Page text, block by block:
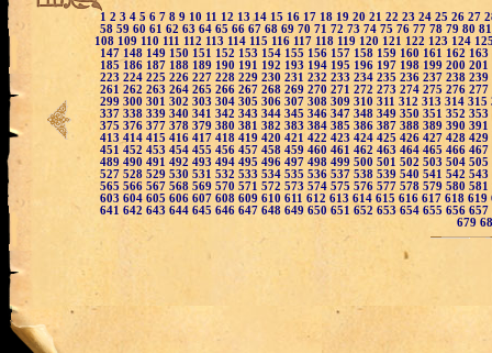
1 2 3 4 5 6 7 8 9 10 11 12 1314 15 16 17 18 19 20 21 22 23 24 25 26 27
58 59 60 61 62 63 64 65 66 67 68 69 70 71 72 73 74 75 76 77 78 79 80
108 109 110 111 112 113 114 115 116 117 118 119 120 121 122 123 124
147 148 149 150 151 152 153 154 155 156 157 158 159 160 161 162 163
185 186 187 188 189 190 191 192 193 194 195 196 197 198 199 200 201
223 224 225 226 227 228 229 230 231 232 233 234 235 236 237 238 239
261 262 263 264 265 266 267 268 269 270 271 272 273 274 275 276 277
299 300 301 302 303 304 305 306 307 308 309 310 311 312 313 314 315
337 338 339 340 341 342 343 344 345 346 347 348 349 350 351 352 353
375 376 377 378 379 380 381 382 383 384 385 386 387 388 389 390 391
413 414 415 416 417 418 419 420 421 422 423 424 425 426 427 428 429
451 452 453 454 455 456 457 458 459 460 461 462 463 464 465 466 467
489 490 491 492 493 494 495 496 497 498 499 500 501 502 503 504 505
527 528 529 530 531 532 533 534 535 536 537 538 539 540 541 542 543
565 566 567 568 569 570 571 572 573 574 575 576 577 578 579 580 581
603 604 605 606 607 608 609 610 611 612 613 614 615 616 617 618 619
641 642 643 644 645 646 647 648 649 650 651 652 653 654 655 656 657
679